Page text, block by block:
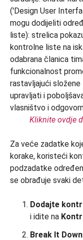
Kliknite ovdje
Za veće zadatke
korake, koristeći
podzadatke
se obrađuje svaki
Dodajte
i idite na
Break It Down